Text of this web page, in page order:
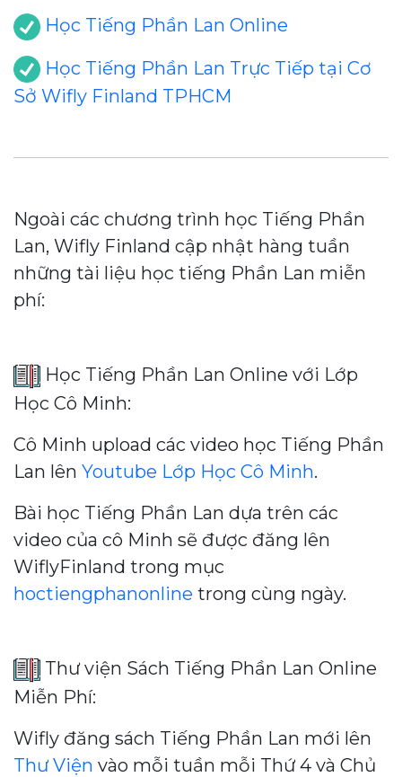
Học Tiếng Phần Lan Online
Học Tiếng Phần Lan Trực Tiếp tại Cơ
Sở Wifly Finland TPHCM
Ngoài các chương trình học Tiếng Phần
Lan, Wifly Finland cập nhật hàng tuần
những tài liệu học tiếng Phần Lan miễn
phí:
Học Tiếng Phần Lan Online với Lớp
Học Cô Minh:
Cô Minh upload các video học Tiếng Phần
Lan lên Youtube Lớp Học Cô Minh.
Bài học Tiếng Phần Lan dựa trên các
video của cô Minh sẽ được đăng lên
WiflyFinland trong mục
hoctiengphanonline trong cùng ngày.
Thư viện Sách Tiếng Phần Lan Online
Miễn Phí:
Wifly đăng sách Tiếng Phần Lan mới lên
Thư Viện vào mỗi tuần mỗi Thứ 4 và Chủ